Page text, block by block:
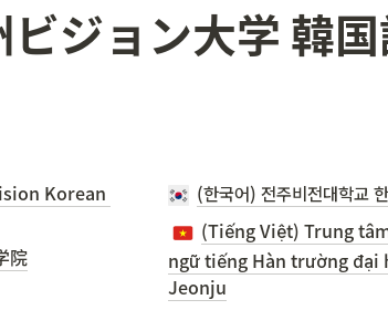
ジョン大学 韓
Korean
院
(한국어) 전주비전대학교
(Tiếng Việt) Trung
ngữ tiếng Hàn trường đại
Jeonju